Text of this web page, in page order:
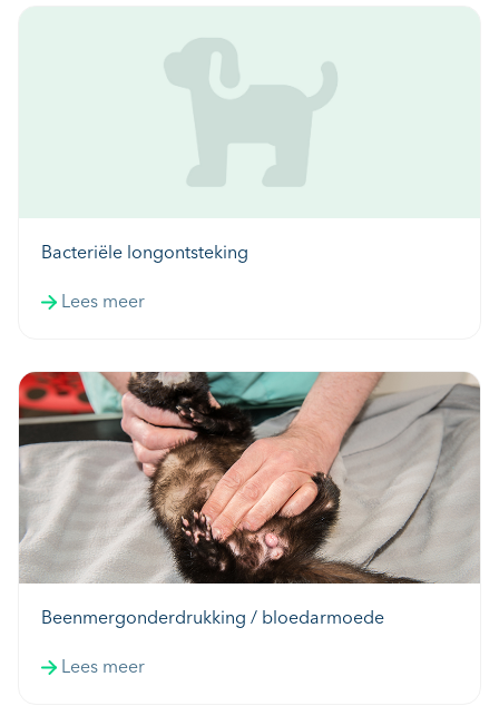
Bacteriële longontsteking
Lees meer
Beenmergonderdrukking / bloedarmoede
Lees meer